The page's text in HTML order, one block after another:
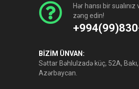
Hər hansı bir
zəng edin!
BİZİM ÜNVAN:
Səttar Bəhlulzadə küç, 52A,
Azərbaycan.